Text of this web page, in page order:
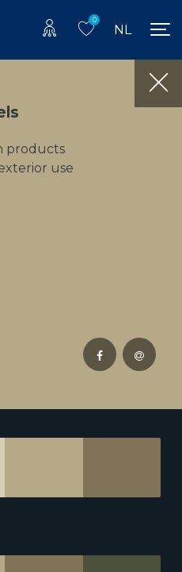
0
NL
products
use